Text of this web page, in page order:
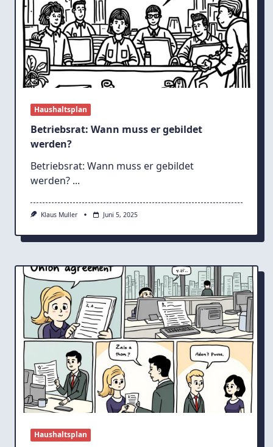
Haushaltsplan
Betriebsrat: Wann muss er gebildet
werden?
Betriebsrat: Wann muss er gebildet
werden? ...
Klaus Muller Juni 5, 2025
Haushaltsplan